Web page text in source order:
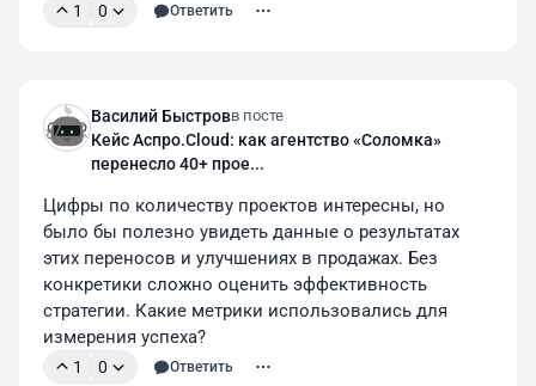
1 0 Ответить
Василий Быстровв посте
Кейс Аспро.Cloud: как агентство «Соломка»
перенесло 40+ прое...
Цифры по количеству проектов интересны, но
было бы полезно увидеть данные о результатах
этих переносов и улучшениях в продажах. Без
конкретики сложно оценить эффективность
стратегии. Какие метрики использовались для
измерения успеха?
1 0 Ответить